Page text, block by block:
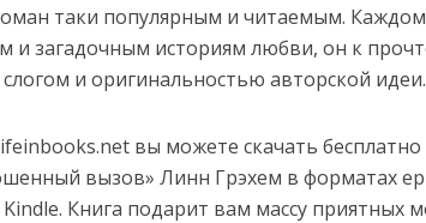
таки популярным и читаемым.
и загадочным историям любви, он к
и оригинальностью авторской
вы можете скачать бесплатно
вызов» Линн Грэхем в форматах
Книга подарит вам массу приятных